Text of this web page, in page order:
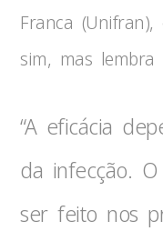
Franca
sim, mas lembra
“A eficácia
da infecção.
ser feito nos